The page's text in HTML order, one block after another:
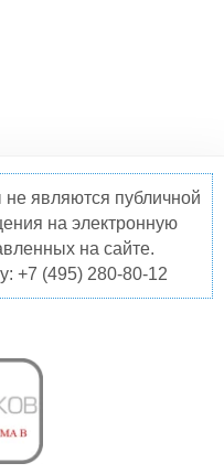
являются публичной
на электронную
на сайте.
+7 (495) 280-80-12